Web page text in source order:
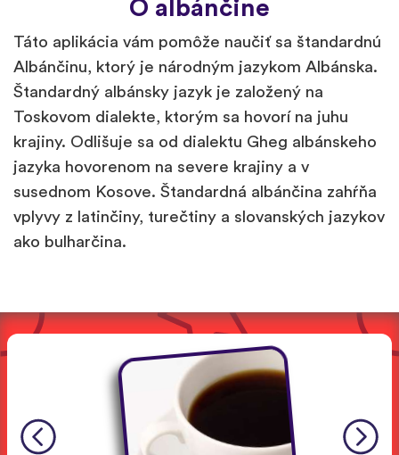
O albánčine
Táto aplikácia vám pomôže naučiť sa štandardnú
Albánčinu, ktorý je národným jazykom Albánska.
Štandardný albánsky jazyk je založený na
Toskovom dialekte, ktorým sa hovorí na juhu
krajiny. Odlišuje sa od dialektu Gheg albánskeho
jazyka hovorenom na severe krajiny a v
susednom Kosove. Štandardná albánčina zahŕňa
vplyvy z latinčiny, turečtiny a slovanských jazykov
ako bulharčina.